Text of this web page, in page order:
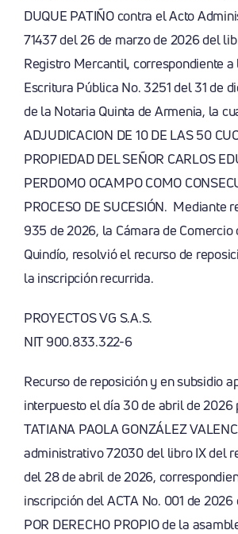
DUQUE PATIÑO contra el Acto
71437 del 26 de marzo de 2026 del
Registro Mercantil, correspondiente a
Escritura Pública No. 3251 del 31 de
de la Notaria Quinta de Armenia, la
ADJUDICACION DE 10 DE LAS 50
PROPIEDAD DEL SEÑOR CARLOS
PERDOMO OCAMPO COMO
PROCESO DE SUCESIÓN. Mediante
935 de 2026, la Cámara de
Quindío, resolvió el recurso de
la inscripción recurrida.
PROYECTOS VG S.A.S.
NIT 900.833.322-6
Recurso de reposición y en subsidio
interpuesto el día 30 de abril de 2026
TATIANA PAOLA GONZÁLEZ
administrativo 72030 del libro IX del
del 28 de abril de 2026,
inscripción del ACTA No. 001 de 2026
POR DERECHO PROPIO de la